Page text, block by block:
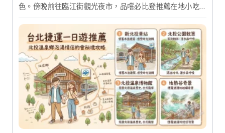
色。傍晚前往臨江街觀光夜市，品嚐必比登推薦在地小吃，